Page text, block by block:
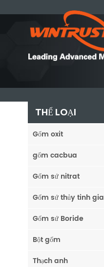
THỂ LOẠI
Gốm oxit
gốm cacbua
Gốm sứ nitrat
Gốm sứ thủy tinh
Gốm sứ Boride
Bột gốm
Thạch anh